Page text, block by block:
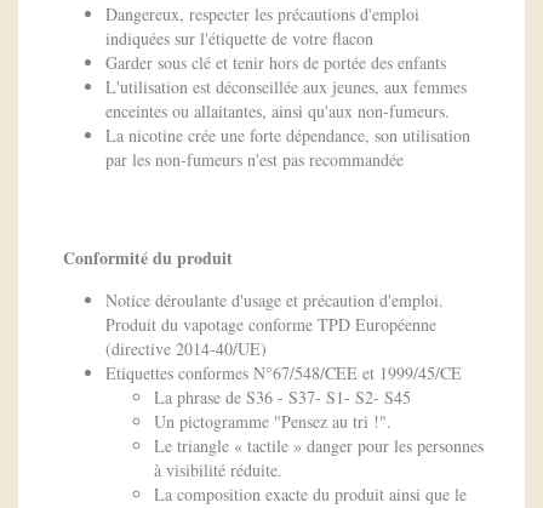
Dangereux, respecter les précautions d'emploi
indiquées sur l'étiquette de votre flacon
Garder sous clé et tenir hors de portée des enfants
L'utilisation est déconseillée aux jeunes, aux femmes
enceintes ou allaitantes, ainsi qu'aux non-fumeurs.
La nicotine crée une forte dépendance, son utilisation
par les non-fumeurs n'est pas recommandée
Conformité du produit
Notice déroulante d'usage et précaution d'emploi.
Produit du vapotage conforme TPD Européenne
(directive 2014-40/UE)
Etiquettes conformes N°67/548/CEE et 1999/45/CE
La phrase de S36 - S37- S1- S2- S45
Un pictogramme "Pensez au tri !".
Le triangle « tactile » danger pour les personnes
à visibilité réduite.
La composition exacte du produit ainsi que le